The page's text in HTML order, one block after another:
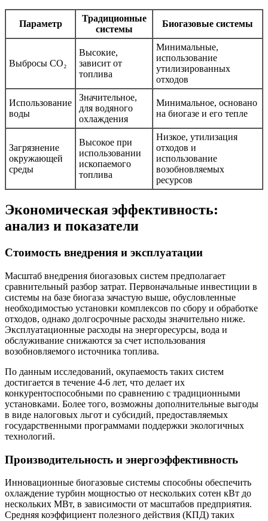
Параметр
Традиционные
системы
Биогазовые системы
Выбросы CO₂
Высокие,
зависит от
топлива
Минимальные,
использование
утилизированных
отходов
Использование
воды
Значительное,
для водяного
охлаждения
Минимальное, основано
на биогазе и его тепле
Загрязнение
окружающей
среды
Высокое при
использовании
ископаемого
топлива
Низкое, утилизация
отходов и
использование
возобновляемых
ресурсов
Экономическая эффективность:
анализ и показатели
Стоимость внедрения и эксплуатации
Масштаб внедрения биогазовых систем предполагает
сравнительный разбор затрат. Первоначальные инвестиции в
системы на базе биогаза зачастую выше, обусловленные
необходимостью установки комплексов по сбору и обработке
отходов, однако долгосрочные расходы значительно ниже.
Эксплуатационные расходы на энергоресурсы, вода и
обслуживание снижаются за счет использования
возобновляемого источника топлива.
По данным исследований, окупаемость таких систем
достигается в течение 4-6 лет, что делает их
конкурентоспособными по сравнению с традиционными
установками. Более того, возможны дополнительные выгоды
в виде налоговых льгот и субсидий, предоставляемых
государственными программами поддержки экологичных
технологий.
Производительность и энергоэффективность
Инновационные биогазовые системы способны обеспечить
охлаждение турбин мощностью от нескольких сотен кВт до
нескольких МВт, в зависимости от масштабов предприятия.
Средняя коэффициент полезного действия (КПД) таких